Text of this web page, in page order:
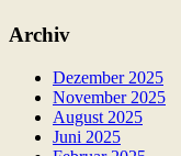
Archiv
Dezember 2025
November 2025
August 2025
Juni 2025